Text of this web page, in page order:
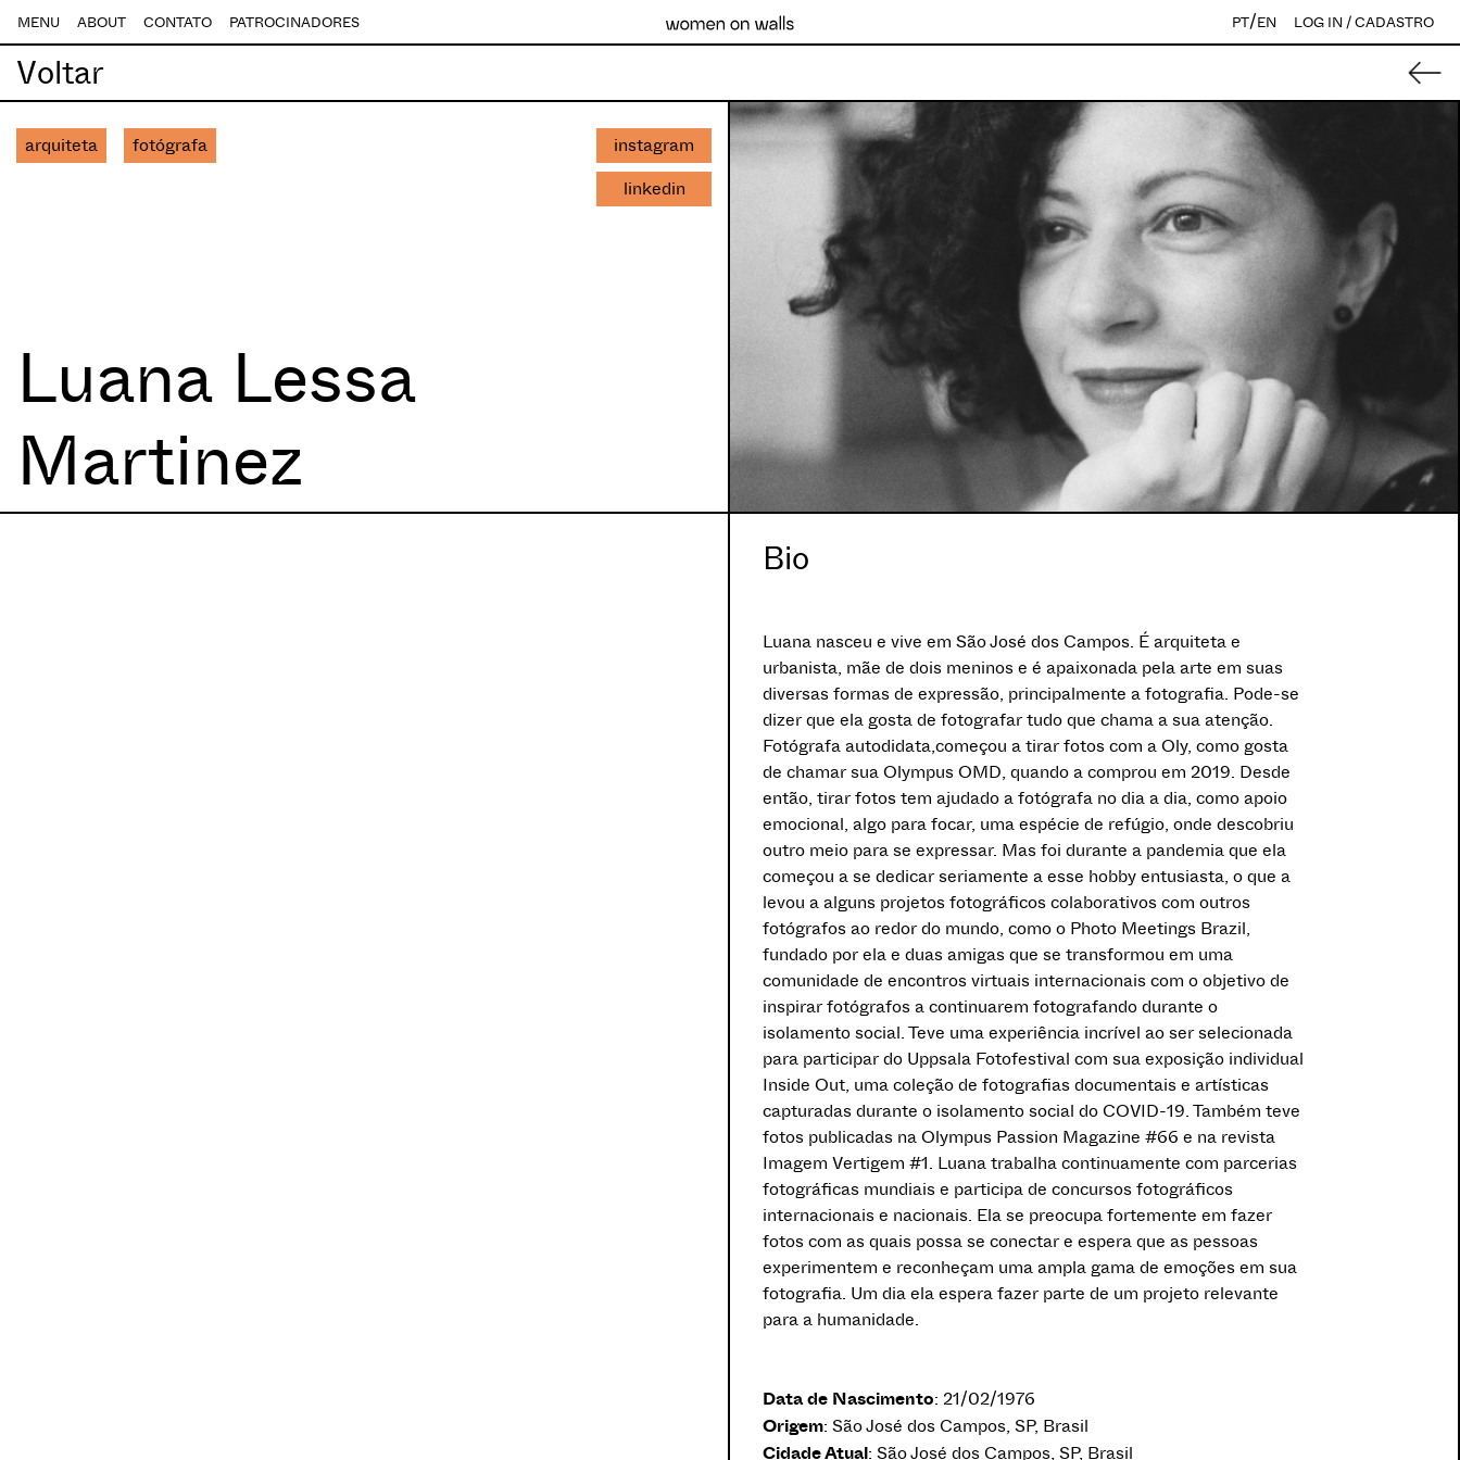
MENU ABOUT CONTATO PATROCINADORES PT/EN LOG IN / CADASTRO
Voltar
arquiteta fotógrafa
instagram
linkedin
Luana Lessa
Martinez
Bio
Luana nasceu e vive em São José dos Campos. É arquiteta e
urbanista, mãe de dois meninos e é apaixonada pela arte em suas
diversas formas de expressão, principalmente a fotografia. Pode-se
dizer que ela gosta de fotografar tudo que chama a sua atenção.
Fotógrafa autodidata,começou a tirar fotos com a Oly, como gosta
de chamar sua Olympus OMD, quando a comprou em 2019. Desde
então, tirar fotos tem ajudado a fotógrafa no dia a dia, como apoio
emocional, algo para focar, uma espécie de refúgio, onde descobriu
outro meio para se expressar. Mas foi durante a pandemia que ela
começou a se dedicar seriamente a esse hobby entusiasta, o que a
levou a alguns projetos fotográficos colaborativos com outros
fotógrafos ao redor do mundo, como o Photo Meetings Brazil,
fundado por ela e duas amigas que se transformou em uma
comunidade de encontros virtuais internacionais com o objetivo de
inspirar fotógrafos a continuarem fotografando durante o
isolamento social. Teve uma experiência incrível ao ser selecionada
para participar do Uppsala Fotofestival com sua exposição individual
Inside Out, uma coleção de fotografias documentais e artísticas
capturadas durante o isolamento social do COVID-19. Também teve
fotos publicadas na Olympus Passion Magazine #66 e na revista
Imagem Vertigem #1. Luana trabalha continuamente com parcerias
fotográficas mundiais e participa de concursos fotográficos
internacionais e nacionais. Ela se preocupa fortemente em fazer
fotos com as quais possa se conectar e espera que as pessoas
experimentem e reconheçam uma ampla gama de emoções em sua
fotografia. Um dia ela espera fazer parte de um projeto relevante
para a humanidade.
Data de Nascimento: 21/02/1976
Origem: São José dos Campos, SP, Brasil
Cidade Atual: São José dos Campos, SP, Brasil